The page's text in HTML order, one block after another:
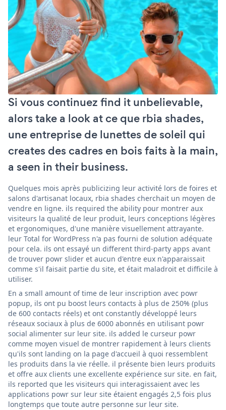
Si vous continuez find it unbelievable,
alors take a look at ce que rbia shades,
une entreprise de lunettes de soleil qui
creates des cadres en bois faits à la main,
a seen in their business.
Quelques mois après publicizing leur activité lors de foires et
salons d'artisanat locaux, rbia shades cherchait un moyen de
vendre en ligne. ils required the ability pour montrer aux
visiteurs la qualité de leur produit, leurs conceptions légères
et ergonomiques, d'une manière visuellement attrayante.
leur Total for WordPress n'a pas fourni de solution adéquate
pour cela. ils ont essayé un different third-party apps avant
de trouver powr slider et aucun d'entre eux n'apparaissait
comme s'il faisait partie du site, et était maladroit et difficile à
utiliser.
En a small amount of time de leur inscription avec powr
popup, ils ont pu boost leurs contacts à plus de 250% (plus
de 600 contacts réels) et ont constantly développé leurs
réseaux sociaux à plus de 6000 abonnés en utilisant powr
social alimenter sur leur site. ils added le curseur powr
comme moyen visuel de montrer rapidement à leurs clients
qu'ils sont landing on la page d'accueil à quoi ressemblent
les produits dans la vie réelle. il présente bien leurs produits
et offre aux clients une excellente expérience sur site. en fait,
ils reported que les visiteurs qui interagissaient avec les
applications powr sur leur site étaient engagés 2,5 fois plus
longtemps que toute autre personne sur leur site.